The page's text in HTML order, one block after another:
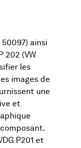
50097) ainsi
202 (VW
les
images de
une
et
P201 et